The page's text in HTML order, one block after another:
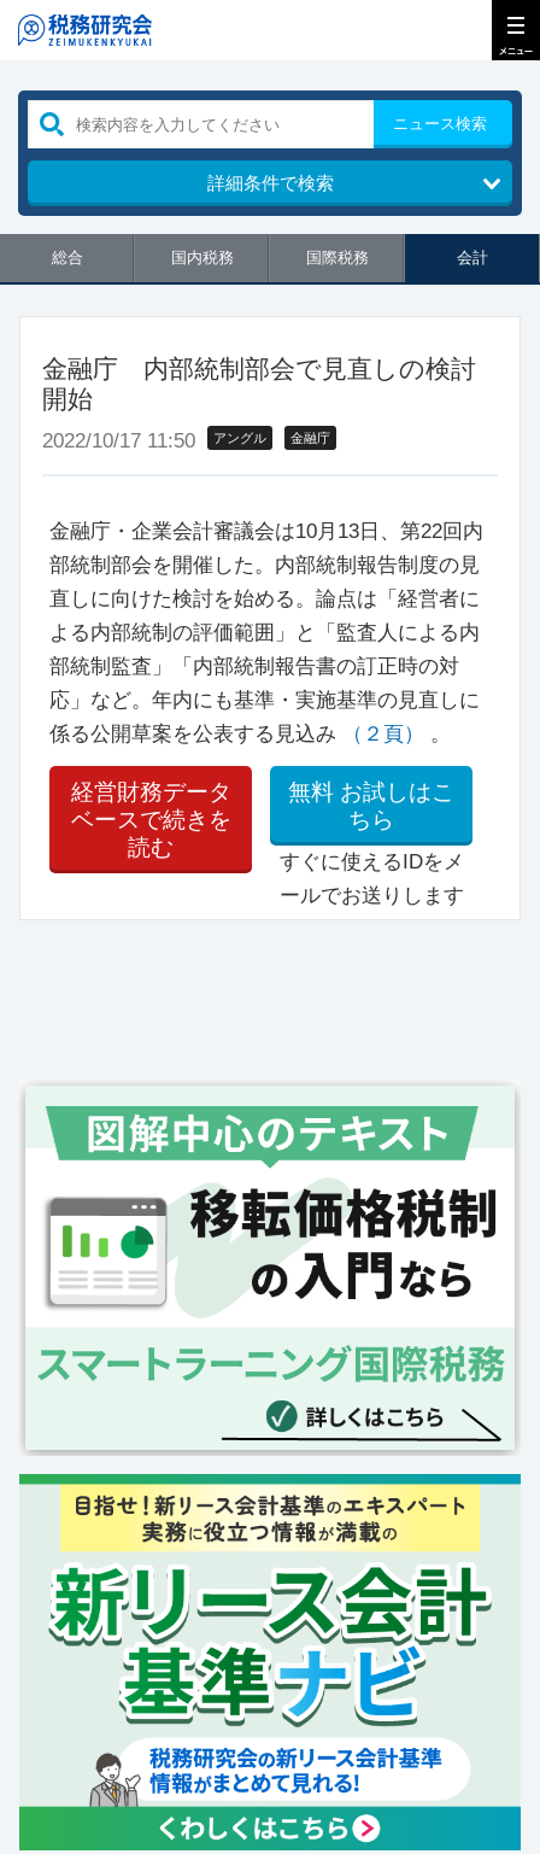
ニュース検索
詳細条件で検索
総合 国内税務 国際税務 会計
金融庁 内部統制部会で見直しの検討
開始
2022/10/17 11:50 アングル 金融庁
金融庁・企業会計審議会は10月13日、第22回内
部統制部会を開催した。内部統制報告制度の見
直しに向けた検討を始める。論点は「経営者に
よる内部統制の評価範囲」と「監査人による内
部統制監査」「内部統制報告書の訂正時の対
応」など。年内にも基準・実施基準の見直しに
係る公開草案を公表する見込み
（２頁） 。
経営財務データ
ベースで続きを
読む
無料 お試しはこ
ちら
すぐに使えるIDをメ
ールでお送りします